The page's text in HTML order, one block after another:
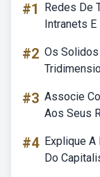
#1
Redes De
Intranets
#2 Os
#3 Associe
Aos Seus
#4 Explique A
Do